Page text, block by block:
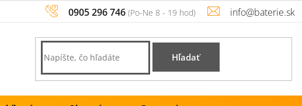
0905 296 746 info@baterie.sk
Hľadať